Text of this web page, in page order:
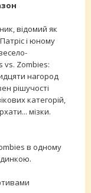
відомий як
і юному
vs. Zombies:
нагород
рішучості
категорій,
мізки.
в одному